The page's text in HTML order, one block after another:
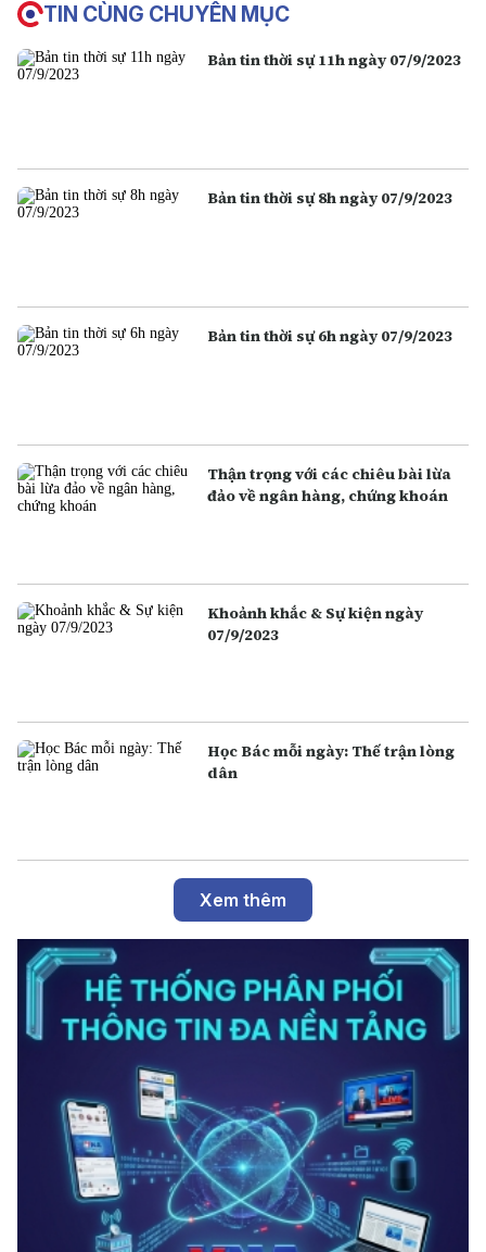
TIN CÙNG CHUYÊN MỤC
Bản tin thời sự 11h ngày 07/9/2023
Bản tin thời sự 8h ngày 07/9/2023
Bản tin thời sự 6h ngày 07/9/2023
Thận trọng với các chiêu bài lừa
đảo về ngân hàng, chứng khoán
Khoảnh khắc & Sự kiện ngày
07/9/2023
Học Bác mỗi ngày: Thế trận lòng
dân
Xem thêm